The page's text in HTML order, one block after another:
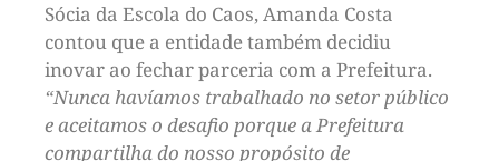
Sócia da Escola do Caos, Amanda Costa
contou que a entidade também decidiu
inovar ao fechar parceria com a Prefeitura.
“Nunca havíamos trabalhado no setor público
e aceitamos o desafio porque a Prefeitura
compartilha do nosso propósito de